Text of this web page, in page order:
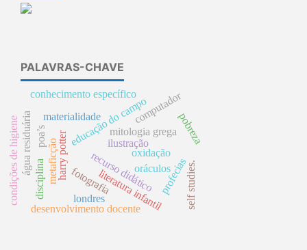
PALAVRAS-CHAVE
educação do campo
recurso didático
oráculos
mitologia grega
harry potter profecias
metaficção
literatura infantil
ilustração
fotografia
materialidade computador
conhecimento específico
desenvolvimento docente
oxidação
poa’s
disciplina londres
água residuária
self studies.
condições de higiene pobreza